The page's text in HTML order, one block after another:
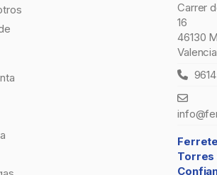
Carrer
16
46130
Valencia
Torres